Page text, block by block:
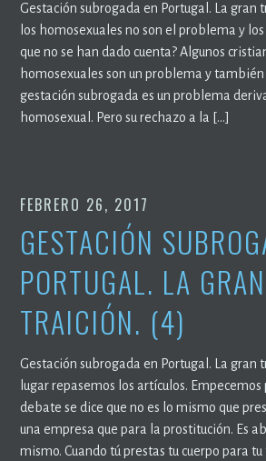
Gestación subrogada en Portugal. La gran
los homosexuales no son el problema y
que no se han dado cuenta? Algunos
homosexuales son un problema y también
gestación subrogada es un problema
homosexual. Pero su rechazo a la […]
FEBRERO 26, 2017
GESTACIÓN
PORTUGAL. LA GRAN
TRAICIÓN. (4)
Gestación subrogada en Portugal. La gran
lugar repasemos los artículos. Empecemos
debate se dice que no es lo mismo que
una empresa que para la prostitución. Es
mismo. Cuando tú prestas tu cuerpo para